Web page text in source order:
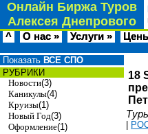
Онлайн Биржа Туров
Алексея Днепрового
^ О нас » Услуги »
Показать ВСЕ СПО
РУБРИКИ
Новости(3)
Каникулы(4)
Круизы(1)
Новый Год(3)
Оформление(1)
18